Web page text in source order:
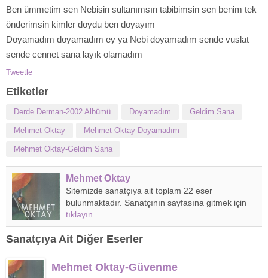
Ben ümmetim sen Nebisin sultanımsın tabibimsin sen benim tek
önderimsin kimler doydu ben doyayım
Doyamadım doyamadım ey ya Nebi doyamadım sende vuslat
sende cennet sana layık olamadım
Tweetle
Etiketler
Derde Derman-2002 Albümü Doyamadım Geldim Sana
Mehmet Oktay Mehmet Oktay-Doyamadım
Mehmet Oktay-Geldim Sana
Mehmet Oktay
Sitemizde sanatçıya ait toplam 22 eser
bulunmaktadır. Sanatçının sayfasına gitmek için
tıklayın
Sanatçıya Ait Diğer Eserler
Mehmet Oktay-Güvenme